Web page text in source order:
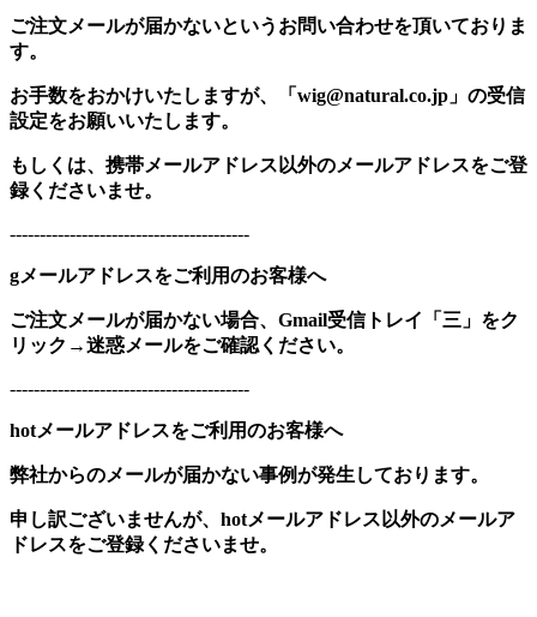
ご注文メールが届かないというお問い合わせを頂いておりま
す。
お手数をおかけいたしますが、「wig@natural.co.jp」の受信
設定をお願いいたします。
もしくは、携帯メールアドレス以外のメールアドレスをご登
録くださいませ。
----------------------------------------
gメールアドレスをご利用のお客様へ
ご注文メールが届かない場合、Gmail受信トレイ「三」をク
リック→迷惑メールをご確認ください。
----------------------------------------
hotメールアドレスをご利用のお客様へ
弊社からのメールが届かない事例が発生しております。
申し訳ございませんが、hotメールアドレス以外のメールア
ドレスをご登録くださいませ。